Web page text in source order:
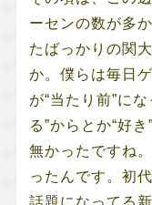
ーセンの数が多
たばっかりの関
か。僕らは毎日
が“当たり前”に
る”からとか“好
無かったですね
ったんです。初
話題になってる